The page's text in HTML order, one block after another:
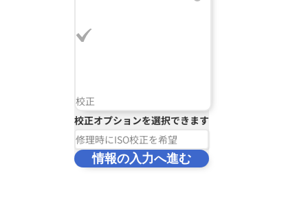
校正
校正オプションを選択できます
修理時にISO校正を希望
情報の入力へ進む